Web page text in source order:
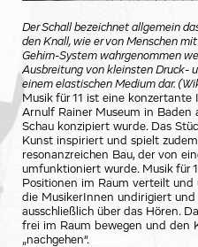
Der Schall bezeichnet allgemein
den Knall, wie er von Menschen
Gehirn-System wahrgenommen
Ausbreitung von kleinsten Druck-
einem elastischen Medium dar.
Musik für 11 ist eine
Arnulf Rainer Museum in Baden
Schau konzipiert wurde. Das
Kunst inspiriert und spielt
resonanzreichen Bau, der von
umfunktioniert wurde. Musik für
Positionen im Raum verteilt und
die MusikerInnen undirigiert und
ausschließlich über das Hören.
frei im Raum bewegen und den
„nachgehen“.